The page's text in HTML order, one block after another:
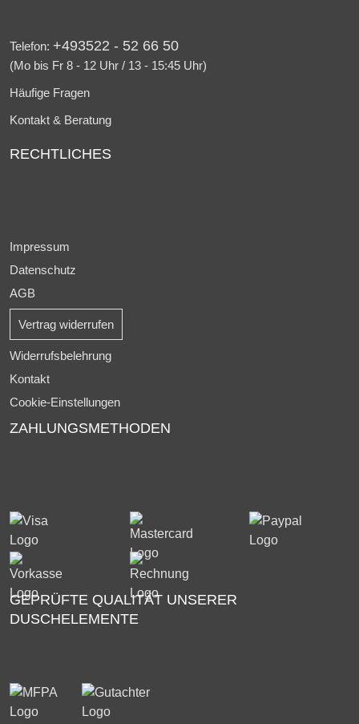
Telefon: +493522 - 52 66 50
(Mo bis Fr 8 - 12 Uhr / 13 - 15:45 Uhr)
Häufige Fragen
Kontakt & Beratung
RECHTLICHES
Impressum
Datenschutz
AGB
Vertrag widerrufen
Widerrufsbelehrung
Kontakt
Cookie-Einstellungen
ZAHLUNGSMETHODEN
GEPRÜFTE QUALITÄT UNSERER
DUSCHELEMENTE